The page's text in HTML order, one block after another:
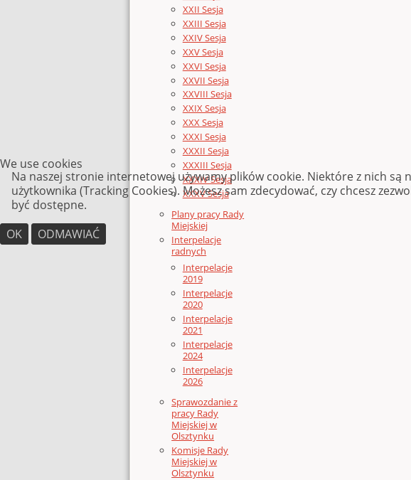
XXII Sesja
XXIII Sesja
XXIV Sesja
XXV Sesja
XXVI Sesja
XXVII Sesja
XXVIII Sesja
XXIX Sesja
XXX Sesja
XXXI Sesja
XXXII Sesja
XXXIII Sesja
XXXIV Sesja
XXXV Sesja
Plany pracy Rady
Miejskiej
Interpelacje
radnych
Interpelacje
2019
Interpelacje
2020
Interpelacje
2021
Interpelacje
2024
Interpelacje
2026
Sprawozdanie z
pracy Rady
Miejskiej w
Olsztynku
Komisje Rady
Miejskiej w
Olsztynku
We use cookies
Na naszej stronie internetowej używamy plików cookie. Niektóre z nich
użytkownika (Tracking Cookies). Możesz sam zdecydować, czy chcesz
być dostępne.
OK
ODMAWIAĆ